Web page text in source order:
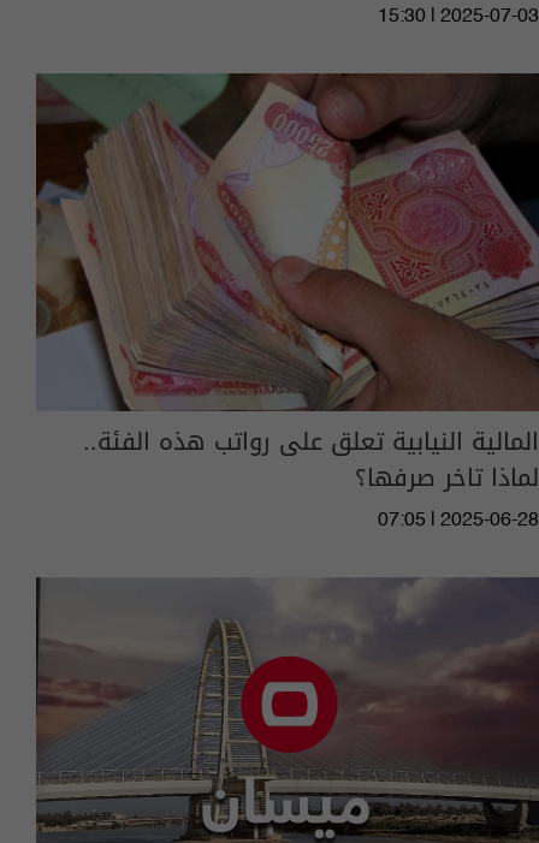
15:30 | 2025-07-03
المالية النيابية تعلق على رواتب هذه الفئة..
لماذا تاخر صرفها؟
07:05 | 2025-06-28